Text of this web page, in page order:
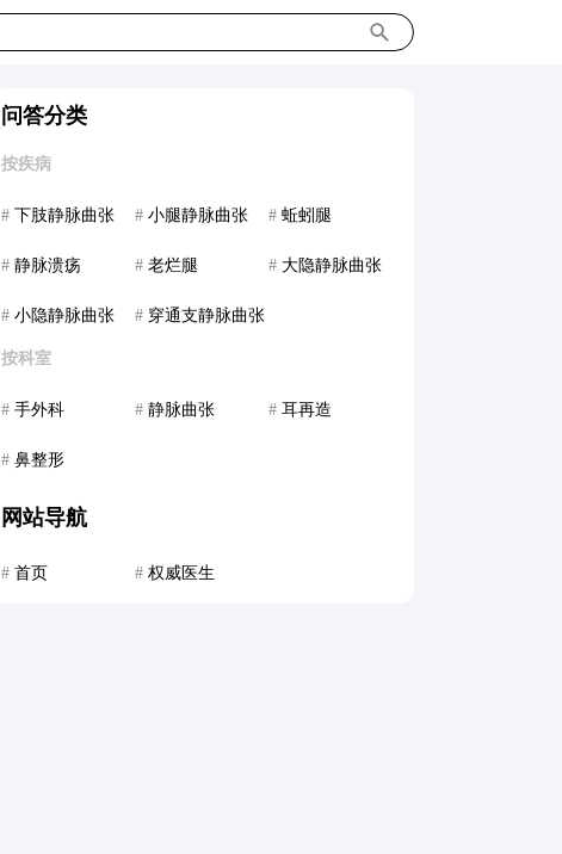
问答分类
按疾病
# 下肢静脉曲张 # 小腿静脉曲张 # 蚯蚓腿
# 静脉溃疡 # 老烂腿 # 大隐静脉曲张
# 小隐静脉曲张 # 穿通支静脉曲张
按科室
# 手外科 # 静脉曲张 # 耳再造
# 鼻整形
网站导航
# 首页 # 权威医生